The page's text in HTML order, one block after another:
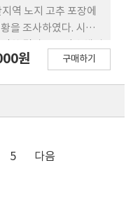
1 to week 3. The
0.137 g in the
in the laboratory
differences at a
brevitarsis
to the level of
that there was no
역 노지 고추 포장에
을 조사하였다. 시기
대만총채벌레 (F.
벌레가 시기별로 가장
점종으로 보여진다.
순부터 모니터링하여
원 구매하기
5 다음